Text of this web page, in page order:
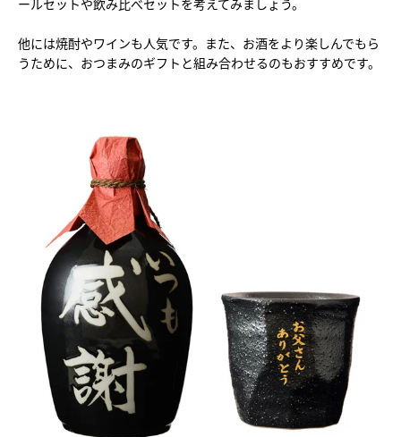
ールセットや飲み比べセットを考えてみましょう。
他には焼酎やワインも人気です。また、お酒をより楽しんでもら
うために、おつまみのギフトと組み合わせるのもおすすめです。